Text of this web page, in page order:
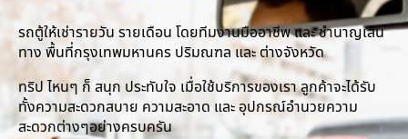
รถตู้ให้เช่ารายวัน รายเดือน โดยทีมงานมืออาชีพ และ ชำนาญเส้น
ทาง พื้นที่กรุงเทพมหานคร ปริมณฑล และ ต่างจังหวัด
ทริป ไหนๆ ก็ สนุก ประทับใจ เมื่อใช้บริการของเรา ลูกค้าจะได้รับ
ทั้งความสะดวกสบาย ความสะอาด และ อุปกรณ์อำนวยความ
สะดวกต่างๆอย่างครบครัน